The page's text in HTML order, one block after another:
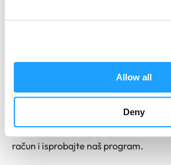
Allow all
Deny
verziji, što značajno ubrzava
Program vam omogućuje uvoz i
jednostavan ispis. Također
projekt u PDF ili PNG formatu.
program koji se temelji na
možete pristupiti gdje god se
račun i isprobajte naš program.